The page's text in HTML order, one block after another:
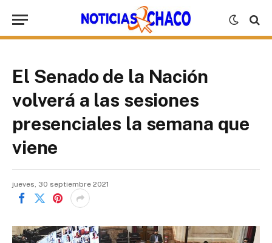
El Senado de la Nación
volverá a las sesiones
presenciales la semana que
viene
jueves, 30 septiembre 2021